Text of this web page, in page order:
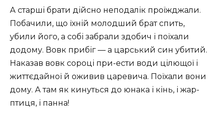
А старші брати дійсно неподалік проїжджали.
Побачили, що їхній молодший брат спить,
убили його, а собі забрали здобич і поїхали
додому. Вовк прибіг — а царський син убитий.
Наказав вовк сороці при-ести води цілющої і
життєдайної й оживив царевича. Поїхали вони
дому. А там як кинуться до юнака і кінь, і жар-
птиця, і панна!